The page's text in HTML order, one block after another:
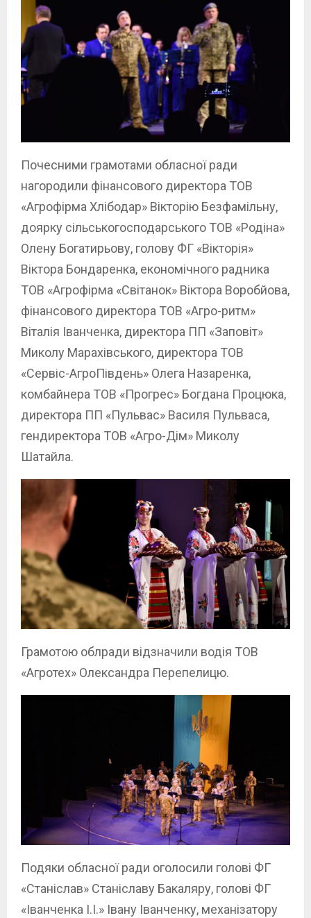
Почесними грамотами обласної ради
нагородили фінансового директора ТОВ
«Агрофірма Хлібодар» Вікторію Безфамільну,
доярку сільськогосподарського ТОВ «Родіна»
Олену Богатирьову, голову ФГ «Вікторія»
Віктора Бондаренка, економічного радника
ТОВ «Агрофірма «Світанок» Віктора Воробйова,
фінансового директора ТОВ «Агро-ритм»
Віталія Іванченка, директора ПП «Заповіт»
Миколу Марахівського, директора ТОВ
«Сервіс-АгроПівдень» Олега Назаренка,
комбайнера ТОВ «Прогрес» Богдана Процюка,
директора ПП «Пульвас» Василя Пульваса,
гендиректора ТОВ «Агро-Дім» Миколу
Шатайла.
Грамотою облради відзначили водія ТОВ
«Агротех» Олександра Перепелицю.
Подяки обласної ради оголосили голові ФГ
«Станіслав» Станіславу Бакаляру, голові ФГ
«Іванченка І.І.» Івану Іванченку, механізатору